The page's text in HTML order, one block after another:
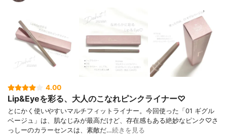
4.00
Lip&Eyeを彩る、大人のこなれピンクライナー♡
とにかく使いやすいマルチフィットライナー。今回使った「01 ギグル
ベージュ」は、肌なじみが最高だけど、存在感もある絶妙なピンク♡さ
っしーのカラーセンスは、素敵だ…続きを見る